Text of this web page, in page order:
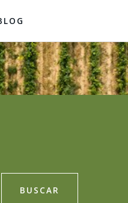
BUSCAR